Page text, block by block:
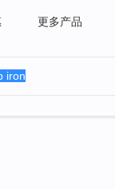
更多产品